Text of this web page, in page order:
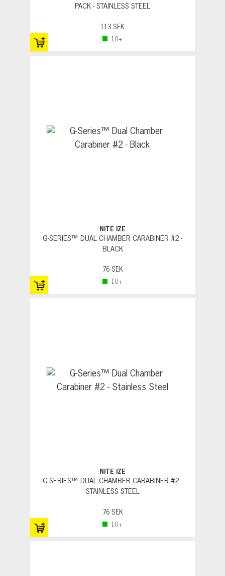
PACK - STAINLESS STEEL
113 SEK
10+
NITE IZE
G-SERIES™ DUAL CHAMBER CARABINER #2 -
BLACK
76 SEK
10+
NITE IZE
G-SERIES™ DUAL CHAMBER CARABINER #2 -
STAINLESS STEEL
76 SEK
10+